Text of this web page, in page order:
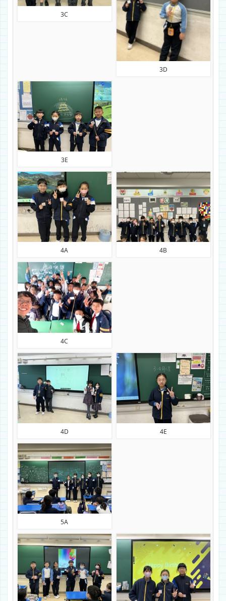
3C
3D
3E
4A 4B
4C
4D 4E
5A